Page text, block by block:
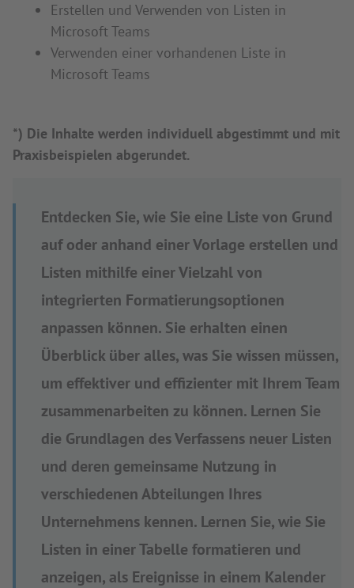
Erstellen und Verwenden von Listen in
Microsoft Teams
Verwenden einer vorhandenen Liste in
Microsoft Teams
*) Die Inhalte werden individuell abgestimmt und mit
Praxisbeispielen abgerundet.
Entdecken Sie, wie Sie eine Liste von Grund
auf oder anhand einer Vorlage erstellen und
Listen mithilfe einer Vielzahl von
integrierten Formatierungsoptionen
anpassen können. Sie erhalten einen
Überblick über alles, was Sie wissen müssen,
um effektiver und effizienter mit Ihrem Team
zusammenarbeiten zu können. Lernen Sie
die Grundlagen des Verfassens neuer Listen
und deren gemeinsame Nutzung in
verschiedenen Abteilungen Ihres
Unternehmens kennen. Lernen Sie, wie Sie
Listen in einer Tabelle formatieren und
anzeigen, als Ereignisse in einem Kalender